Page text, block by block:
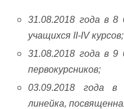
31.08.2018 года в 8
учащихся II-IV курсов;
31.08.2018 года в 9
первокурсников;
03.09.2018 года
линейка,